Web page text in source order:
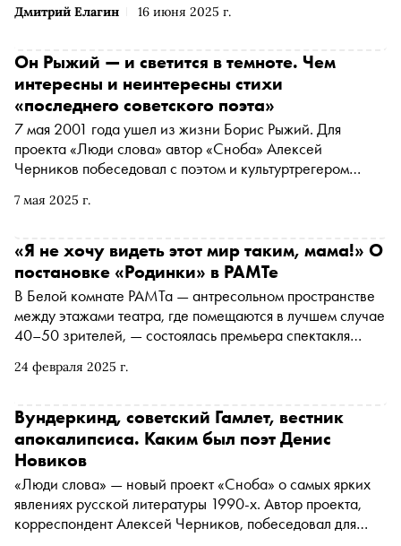
Садовой и заново открыть для себя Петербург
Дмитрий Елагин 16 июня 2025 г.
парне, решившем снять документальную картину о
агентство. О том, как Кудрявцев добился искренности и
честности в кино о мифологизированном десятилетии, —
в материале «Сноба»
7 мая 2025 г.
Он Рыжий — и светится в темноте. Чем
интересны и неинтересны стихи
«последнего советского поэта»
7 мая 2001 года ушел из жизни Борис Рыжий. Для
проекта «Люди слова» автор «Сноба» Алексей
Черников побеседовал с поэтом и культуртрегером
метавселенную создал Рыжий, можно ли говорить о
постмодернисте, похож ли он на нейросеть,
воспроизводящую эпигонские стихотворные тексты,
почему Рыжий неуловим для любых определений, чем
интересна его проза и есть ли в Борисе Борисовиче хоть
что-то индивидуальное
24 февраля 2025 г.
«Я не хочу видеть этот мир таким, мама!» О
постановке «Родинки» в РАМТе
В Белой комнате РАМТа — антресольном пространстве
между этажами театра, где помещаются в лучшем случае
40–50 зрителей, — состоялась премьера спектакля
Дмитрия Изместьева, ученика Марка Захарова, в
Вундеркинд, советский Гамлет, вестник
апокалипсиса. Каким был поэт Денис
Новиков
«Люди слова» — новый проект «Сноба» о самых ярких
явлениях русской литературы 1990-х. Автор проекта,
корреспондент Алексей Черников, побеседовал для